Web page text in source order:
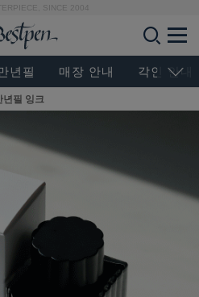
SINCE 2004
년필 매장 안내 각인 안내
년필 잉크